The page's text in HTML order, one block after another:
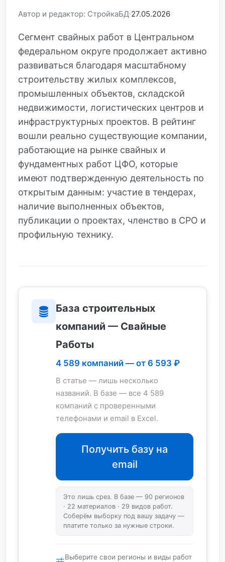
Автор и редактор: СтройкаБД 27.05.2026
Сегмент свайных работ в Центральном
федеральном округе продолжает активно
развиваться благодаря масштабному
строительству жилых комплексов,
промышленных объектов, складской
недвижимости, логистических центров и
инфраструктурных проектов. В рейтинг
вошли реально существующие компании,
работающие на рынке свайных и
фундаментных работ ЦФО, которые
имеют подтвержденную деятельность по
открытым данным: участие в тендерах,
наличие выполненных объектов,
публикации о проектах, членство в СРО и
профильную технику.
База строительных
компаний — Свайные
Работы
4 589 компаний — от 6 593 ₽
В статье — лишь несколько
названий. В базе — все 4 589
компаний с проверенными
телефонами и email в Excel.
Получить базу на
email
Это лишь срез. В базе — 90 регионов
· 22 материалов · 29 видов работ.
Соберём выборку под вашу задачу —
платите только за нужные строки.
Выберите свои регионы и виды работ